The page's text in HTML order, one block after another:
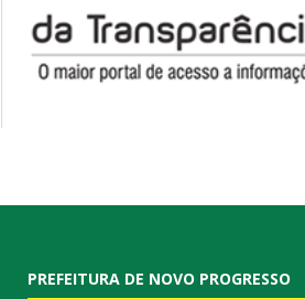
PREFEITURA DE NOVO PROGRESSO